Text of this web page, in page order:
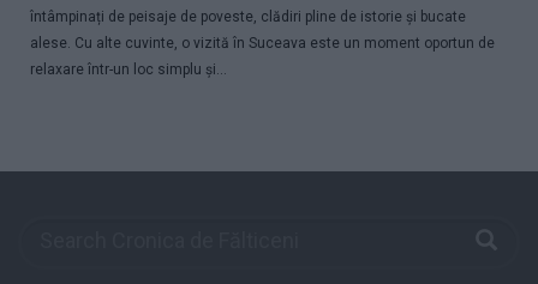
întâmpinați de peisaje de poveste, clădiri pline de istorie și bucate
alese. Cu alte cuvinte, o vizită în Suceava este un moment oportun de
relaxare într-un loc simplu și...